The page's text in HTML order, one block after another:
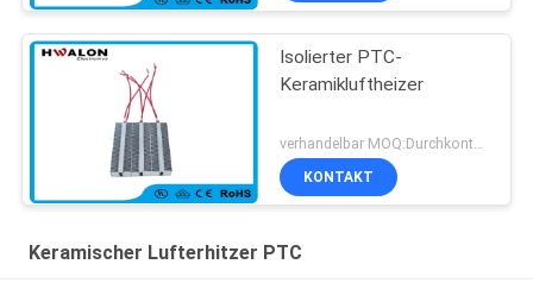
Isolierter PTC-
Keramikluftheizer
verhandelbar MOQ:Durchkontaktierung
KONTAKT
Keramischer Lufterhitzer PTC